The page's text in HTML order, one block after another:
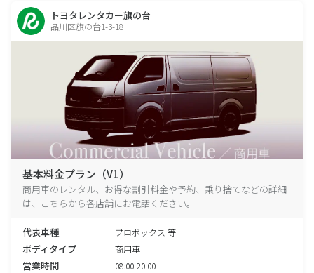
トヨタレンタカー旗の台
品川区旗の台1-3-18
基本料金プラン（V1）
商用車のレンタル、お得な割引料金や予約、乗り捨てなどの詳細
は、こちらから各店舗にお電話ください。
代表車種 プロボックス 等
ボディタイプ 商用車
営業時間 08:00-20:00